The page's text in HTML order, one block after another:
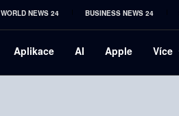
WORLD NEWS 24 BUSINESS NEWS 24
Aplikace AI Apple Více